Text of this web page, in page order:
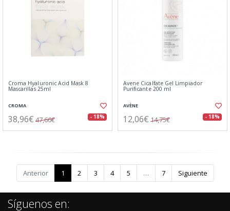
Croma Hyaluronic Acid Mask 8
Mascarillas 25ml
CROMA
38,96€ 47,66€ - 18%
Avene Cicalfate Gel Limpiador
Purificante 200 ml
AVÈNE
12,06€ 14,75€ - 18%
Anterior 1 2 3 4 5 … 7 Siguiente
Síguenos en: